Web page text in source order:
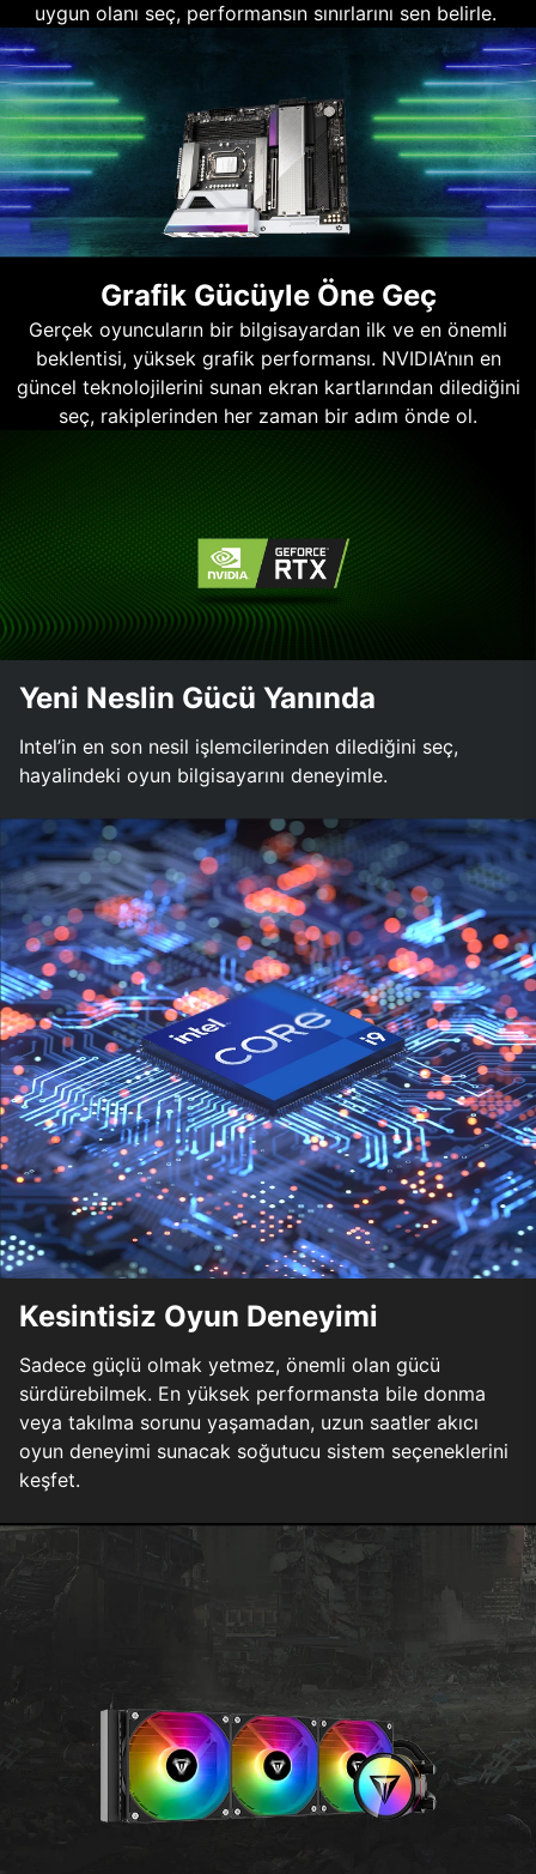
uygun olanı seç, performansın sınırlarını sen belirle.
Grafik Gücüyle Öne Geç
Gerçek oyuncuların bir bilgisayardan ilk ve en önemli
beklentisi, yüksek grafik performansı. NVIDIA’nın en
güncel teknolojilerini sunan ekran kartlarından dilediğini
seç, rakiplerinden her zaman bir adım önde ol.
Yeni Neslin Gücü Yanında
Intel’in en son nesil işlemcilerinden dilediğini seç,
hayalindeki oyun bilgisayarını deneyimle.
Kesintisiz Oyun Deneyimi
Sadece güçlü olmak yetmez, önemli olan gücü
sürdürebilmek. En yüksek performansta bile donma
veya takılma sorunu yaşamadan, uzun saatler akıcı
oyun deneyimi sunacak soğutucu sistem seçeneklerini
keşfet.